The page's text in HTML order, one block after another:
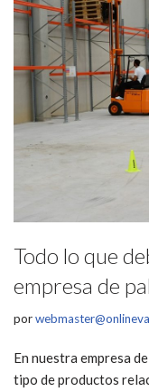
Todo lo que
empresa de
por
En nuestra empresa
tipo de productos